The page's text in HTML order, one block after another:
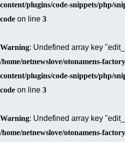
content/plugins/code-snippets/php/
code on line 3
Warning: Undefined array key
/home/netnewslove/otonamens-
content/plugins/code-snippets/php/
code on line 3
Warning: Undefined array key
/home/netnewslove/otonamens-